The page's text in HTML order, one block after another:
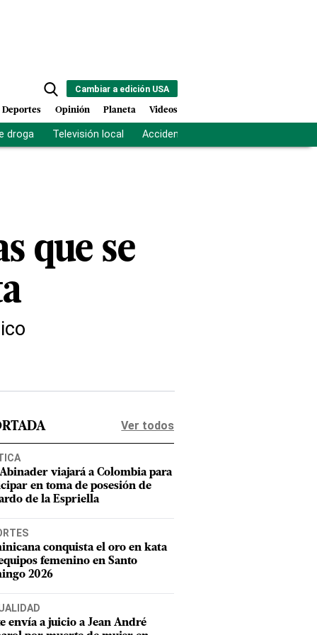
Cambiar a edición USA
Deportes Opinión Planeta Videos
droga Televisión local Accidente Los Ríos
que se
Ver todos
viajará a Colombia para
en toma de posesión de
de la Espriella
conquista el oro en kata
femenino en Santo
2026
envía a juicio a Jean André